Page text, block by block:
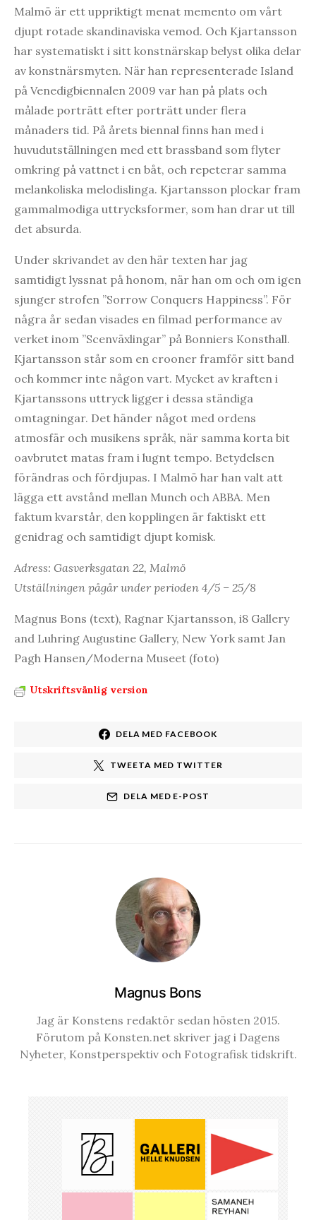
Malmö är ett uppriktigt menat memento om vårt
djupt rotade skandinaviska vemod. Och Kjartansson
har systematiskt i sitt konstnärskap belyst olika delar
av konstnärsmyten. När han representerade Island
på Venedigbiennalen 2009 var han på plats och
målade porträtt efter porträtt under flera
månaders tid. På årets biennal finns han med i
huvudutställningen med ett brassband som flyter
omkring på vattnet i en båt, och repeterar samma
melankoliska melodislinga. Kjartansson plockar fram
gammalmodiga uttrycksformer, som han drar ut till
det absurda.
Under skrivandet av den här texten har jag
samtidigt lyssnat på honom, när han om och om igen
sjunger strofen ”Sorrow Conquers Happiness”. För
några år sedan visades en filmad performance av
verket inom ”Scenväxlingar” på Bonniers Konsthall.
Kjartansson står som en crooner framför sitt band
och kommer inte någon vart. Mycket av kraften i
Kjartanssons uttryck ligger i dessa ständiga
omtagningar. Det händer något med ordens
atmosfär och musikens språk, när samma korta bit
oavbrutet matas fram i lugnt tempo. Betydelsen
förändras och fördjupas. I Malmö har han valt att
lägga ett avstånd mellan Munch och ABBA. Men
faktum kvarstår, den kopplingen är faktiskt ett
genidrag och samtidigt djupt komisk.
Adress: Gasverksgatan 22, Malmö
Utställningen pågår under perioden 4/5 – 25/8
Magnus Bons (text), Ragnar Kjartansson, i8 Gallery
and Luhring Augustine Gallery, New York samt Jan
Pagh Hansen/Moderna Museet (foto)
Utskriftsvänlig version
DELA MED FACEBOOK
TWEETA MED TWITTER
DELA MED E-POST
Magnus Bons
Jag är Konstens redaktör sedan hösten 2015.
Förutom på Konsten.net skriver jag i Dagens
Nyheter, Konstperspektiv och Fotografisk tidskrift.